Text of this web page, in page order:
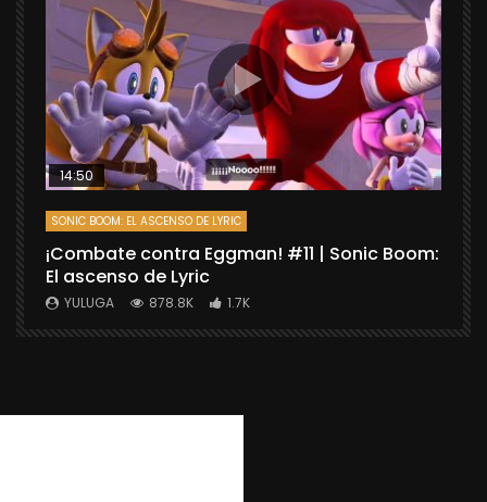
14:50
SONIC BOOM: EL ASCENSO DE LYRIC
¡Combate contra Eggman! #11 | Sonic Boom:
El ascenso de Lyric
YULUGA 878.8K 1.7K